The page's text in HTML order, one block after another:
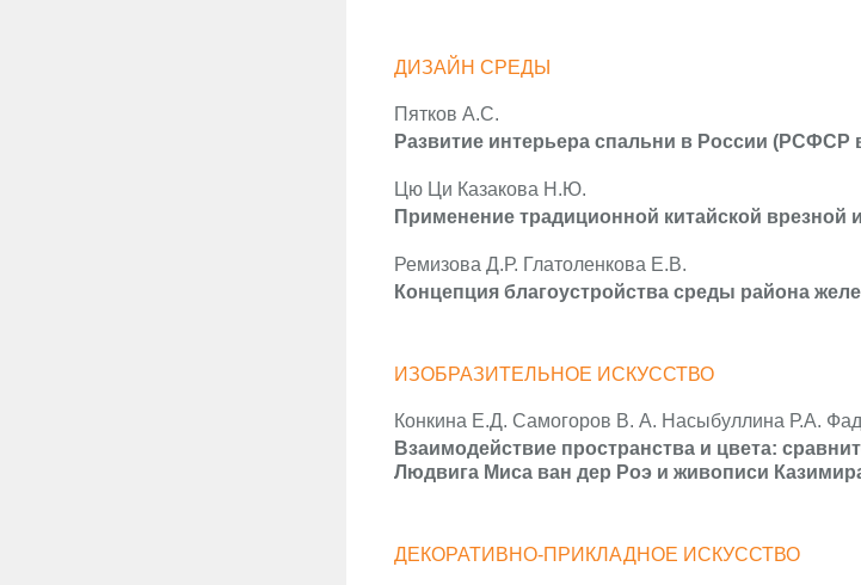
ДИЗАЙН СРЕДЫ
Пятков А.С.
Развитие интерьера спальни в России (РСФСР
Цю Ци Казакова Н.Ю.
Применение традиционной китайской
Ремизова Д.Р. Глатоленкова Е.В.
Концепция благоустройства среды района
ИЗОБРАЗИТЕЛЬНОЕ ИСКУССТВО
Конкина Е.Д. Самогоров В. А. Насыбуллина Р.А.
Взаимодействие пространства и цвета:
Людвига Миса ван дер Роэ и живописи
ДЕКОРАТИВНО-ПРИКЛАДНОЕ ИСКУССТВО